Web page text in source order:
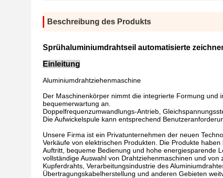
Beschreibung des Produkts
Sprühaluminiumdrahtseil automatisierte
Einleitung
Aluminiumdrahtziehenmaschine
Der Maschinenkörper nimmt die integrierte Formung
bequemerwartung an.
Doppelfrequenzumwandlungs-Antrieb,
Die Aufwickelspule kann entsprechend
Unsere Firma ist ein Privatunternehmen der neuen
Verkäufe von elektrischen Produkten. Die Produkte
Auftritt, bequeme Bedienung und hohe energiesparende
vollständige Auswahl von Drahtziehenmaschinen und
Kupferdrahts, Verarbeitungsindustrie des
Übertragungskabelherstellung und anderen Gebieten